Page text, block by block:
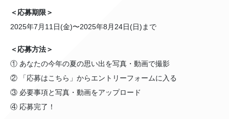
＜応募期限＞
2025年7月11日(金)〜2025年8月24日(日)まで
＜応募方法＞
① あなたの今年の夏の思い出を写真・動画で撮影
② 「応募はこちら」からエントリーフォームに入る
③ 必要事項と写真・動画をアップロード
④ 応募完了！